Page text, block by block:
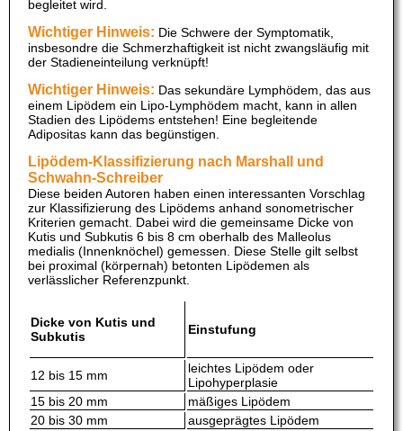
begleitet wird.
Wichtiger Hinweis: Die Schwere der Symptomatik,
insbesondre die Schmerzhaftigkeit ist nicht zwangsläufig mit
der Stadieneinteilung verknüpft!
Wichtiger Hinweis: Das sekundäre Lymphödem, das aus
einem Lipödem ein Lipo-Lymphödem macht, kann in allen
Stadien des Lipödems entstehen! Eine begleitende
Adipositas kann das begünstigen.
Lipödem-Klassifizierung nach Marshall und
Schwahn-Schreiber
Diese beiden Autoren haben einen interessanten Vorschlag
zur Klassifizierung des Lipödems anhand sonometrischer
Kriterien gemacht. Dabei wird die gemeinsame Dicke von
Kutis und Subkutis 6 bis 8 cm oberhalb des Malleolus
medialis (Innenknöchel) gemessen. Diese Stelle gilt selbst
bei proximal (körpernah) betonten Lipödemen als
verlässlicher Referenzpunkt.
Dicke von Kutis und
Subkutis
Einstufung
12 bis 15 mm
leichtes Lipödem oder
Lipohyperplasie
15 bis 20 mm
mäßiges Lipödem
20 bis 30 mm
ausgeprägtes Lipödem